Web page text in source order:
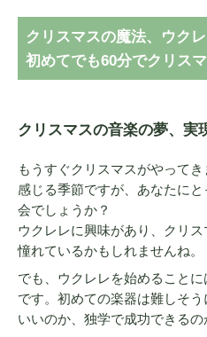
クリスマスの魔法、ウクレ
初めてでも60分でクリス
クリスマスの音楽の夢、実
もうすぐクリスマスがやって
感じる季節ですが、あなたに
会でしょうか？
ウクレレに興味があり、クリ
憧れているかもしれませんね。
でも、ウクレレを始めること
です。初めての楽器は難しそ
いいのか、独学で成功できるの